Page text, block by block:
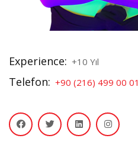
Experience: +10 Yıl
Telefon: +90 (216) 499 00 01